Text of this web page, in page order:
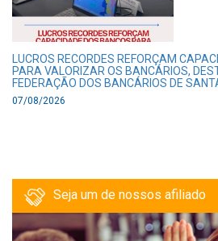
LUCROS RECORDES REFORÇAM
PARA VALORIZAR OS BANCÁRIOS,
FEDERAÇÃO DOS BANCÁRIOS DE
07/08/2026
Seja um de nossos afiliado